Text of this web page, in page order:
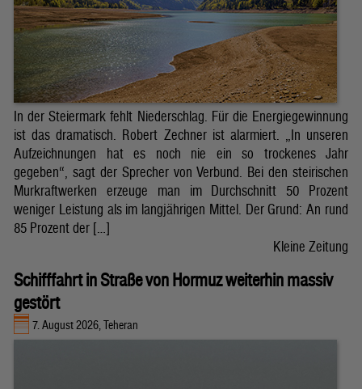
In der Steiermark fehlt Niederschlag. Für die Energiegewinnung
ist das dramatisch. Robert Zechner ist alarmiert. „In unseren
Aufzeichnungen hat es noch nie ein so trockenes Jahr
gegeben“, sagt der Sprecher von Verbund. Bei den steirischen
Murkraftwerken erzeuge man im Durchschnitt 50 Prozent
weniger Leistung als im langjährigen Mittel. Der Grund: An rund
85 Prozent der […]
Kleine Zeitung
Schifffahrt in Straße von Hormuz weiterhin massiv
gestört
7. August 2026, Teheran